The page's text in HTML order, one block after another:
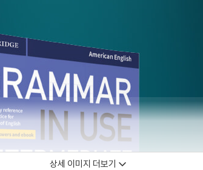
상세 이미지 더보기